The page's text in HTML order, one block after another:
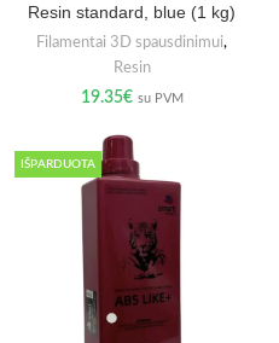
Resin standard, blue (1 kg)
Filamentai 3D spausdinimui,
Resin
19.35€ su PVM
IŠPARDUOTA